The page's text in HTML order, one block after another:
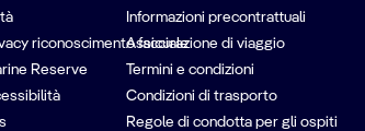
riconoscimento facciale
Reserve
Informazioni precontrattuali
Assicurazione di viaggio
Termini e condizioni
Condizioni di trasporto
Regole di condotta per gli ospiti